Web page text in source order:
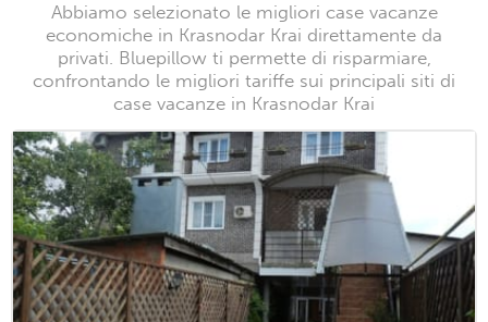
Abbiamo selezionato le migliori case vacanze
economiche in Krasnodar Krai direttamente da
privati. Bluepillow ti permette di risparmiare,
confrontando le migliori tariffe sui principali siti di
case vacanze in Krasnodar Krai